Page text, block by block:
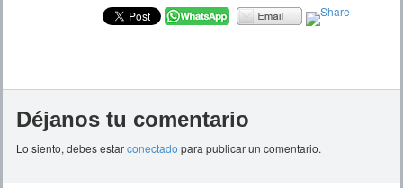
Déjanos tu comentario
Lo siento, debes estarconectado para publicar un comentario.